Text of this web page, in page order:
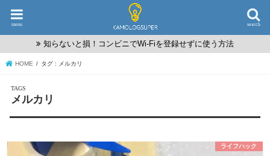
search
menu
知らないと損！コンビニでWi-Fiを登録せずに使う方法
HOME タグ : メルカリ
メルカリ
ライフハック